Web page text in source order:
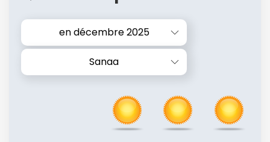
en décembre 2025
Sanaa